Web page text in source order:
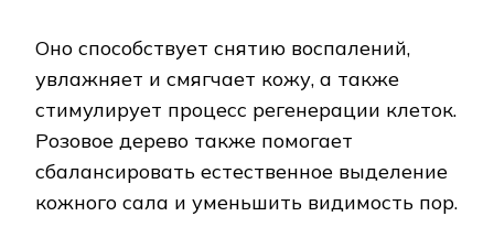
Оно способствует снятию воспалений,
увлажняет и смягчает кожу, а также
стимулирует процесс регенерации клеток.
Розовое дерево также помогает
сбалансировать естественное выделение
кожного сала и уменьшить видимость пор.